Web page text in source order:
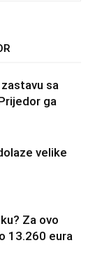
sa
ga
velike
Za ovo
13.260 eura